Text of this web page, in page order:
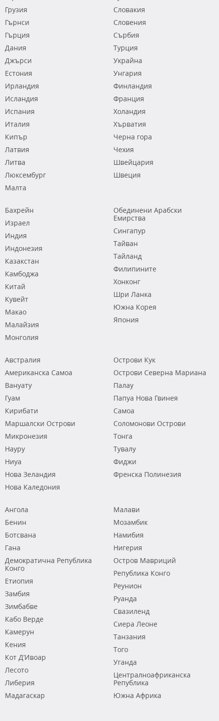
Грузия
Гърнси
Гърция
Дания
Джърси
Естония
Ирландия
Исландия
Испания
Италия
Кипър
Латвия
Литва
Люксембург
Малта
Словакия
Словения
Сърбия
Турция
Украйна
Унгария
Финландия
Франция
Холандия
Хърватия
Черна гора
Чехия
Швейцария
Швеция
Бахрейн
Израел
Индия
Индонезия
Казакстан
Камбоджа
Китай
Кувейт
Макао
Малайзия
Монголия
Обединени Арабски
Емирства
Сингапур
Тайван
Тайланд
Филипините
Хонконг
Шри Ланка
Южна Корея
Япония
Австралия
Американска Самоа
Вануату
Гуам
Кирибати
Маршалски Острови
Микронезия
Науру
Ниуа
Нова Зеландия
Нова Каледония
Острови Кук
Острови Северна Мариана
Палау
Папуа Нова Гвинея
Самоа
Соломонови Острови
Тонга
Тувалу
Фиджи
Френска Полинезия
Ангола
Бенин
Ботсвана
Гана
Демократична Република
Конго
Етиопия
Замбия
Зимбабве
Кабо Верде
Камерун
Кения
Кот Д’Ивоар
Лесото
Либерия
Мадагаскар
Малави
Мозамбик
Намибия
Нигерия
Остров Мавриций
Република Конго
Реунион
Руанда
Свазиленд
Сиера Леоне
Танзания
Того
Уганда
Централноафриканска
Република
Южна Африка